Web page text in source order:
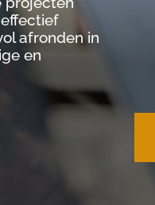
afronden in
en